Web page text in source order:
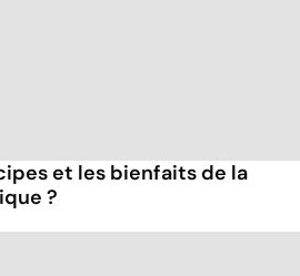
et les bienfaits de la
?